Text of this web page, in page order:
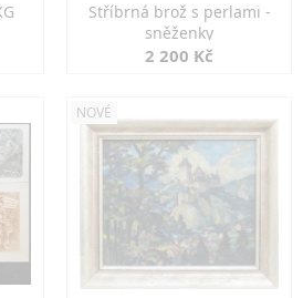
Stříbrná brož s perlami -
sněženky
2 200 Kč
NOVÉ